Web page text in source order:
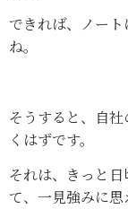
できれば、ノー
ね。
そうすると、自
くはずです。
それは、きっと
て、一見強みに思